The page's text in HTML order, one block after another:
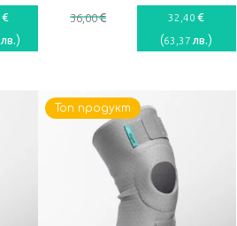
€
лв.)
36,00€ 32 ,40 €
(63 ,37 лв.)
Топ продукт